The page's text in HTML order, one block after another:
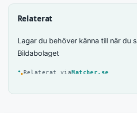
Relaterat
Lagar du behöver känna till när du
Bildabolaget
Relaterat viaMatcher.se